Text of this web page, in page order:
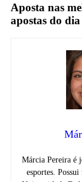
Aposta nas
apostas do
Márcia Pereira é
esportes.